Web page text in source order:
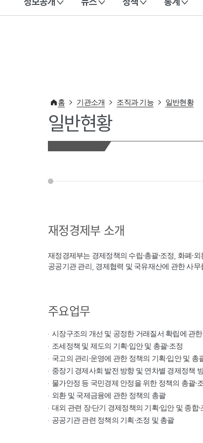
이 누리집은 대한민국 공식 전자정부 누리집입니다.
홈 기관소개 조직과 기능 일반현황
일반현황
재정경제부 소개
재정경제부는 경제정책의 수립·총괄·조정, 화폐·외
공공기관 관리, 경제협력 및 국유재산에 관한 사무
주요업무
시장구조의 개선 및 공정한 거래질서 확립에 관한
조세정책 및 제도의 기획·입안 및 총괄·조정
국고의 관리·운영에 관한 정책의 기획·입안 및 총
중장기 경제사회 발전 방향 및 연차별 경제정책
물가안정 등 국민경제 안정을 위한 정책의 총괄·
외환 및 국제금융에 관한 정책의 총괄
대외 관련 장·단기 경제정책의 기획·입안 및 종합·
공공기관 관련 정책의 기획·조정 및 총괄